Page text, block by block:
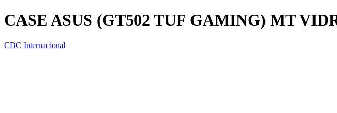
CASE ASUS (GT502 TUF GAMING) MT
CDC Internacional